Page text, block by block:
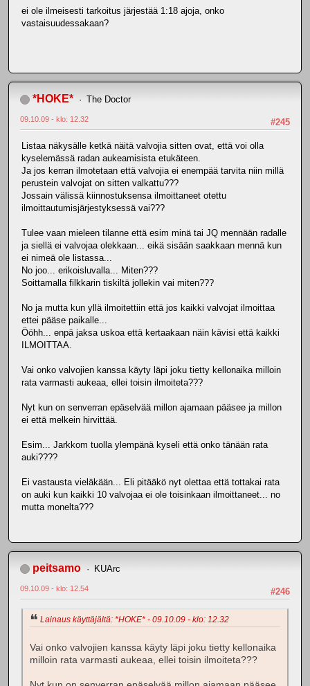
ei ole ilmeisesti tarkoitus järjestää 1:18 ajoja, onko
vastaisuudessakaan?
*HOKE* The Doctor
#245
09.10.09 - klo: 12.32
Listaa näkysälle ketkä näitä valvojia sitten ovat, että voi olla
kyselemässä radan aukeamisista etukäteen.
Ja jos kerran ilmotetaan että valvojia ei enempää tarvita niin millä
perustein valvojat on sitten valkattu???
Jossain välissä kiinnostuksensa ilmoittaneet otettu
ilmoittautumisjärjestyksessä vai???
Tulee vaan mieleen tilanne että esim minä tai JQ mennään radalle
ja siellä ei valvojaa olekkaan... eikä sisään saakkaan mennä kun
ei nimeä ole listassa...
No joo... erikoisluvalla... Miten???
Soittamalla filkkarin tiskiltä jollekin vai miten???
No ja mutta kun yllä ilmoitettiin että jos kaikki valvojat ilmoittaa
ettei pääse paikalle...
Ööhh... enpä jaksa uskoa että kertaakaan näin kävisi että kaikki
ILMOITTAA.
Vai onko valvojien kanssa käyty läpi joku tietty kellonaika milloin
rata varmasti aukeaa, ellei toisin ilmoiteta???
Nyt kun on senverran epäselvää millon ajamaan pääsee ja millon
ei että melkein hirvittää.
Esim... Jarkkom tuolla ylempänä kyseli että onko tänään rata
auki????
Ei vastausta vieläkään... Eli pitääkö nyt olettaa että tottakai rata
on auki kun kaikki 10 valvojaa ei ole toisinkaan ilmoittaneet... no
mutta monelta???
peitsamo KUArc
#246
09.10.09 - klo: 12.54
Lainaus käyttäjältä: *HOKE* - 09.10.09 - klo: 12.32
Vai onko valvojien kanssa käyty läpi joku tietty kellonaika
milloin rata varmasti aukeaa, ellei toisin ilmoiteta???